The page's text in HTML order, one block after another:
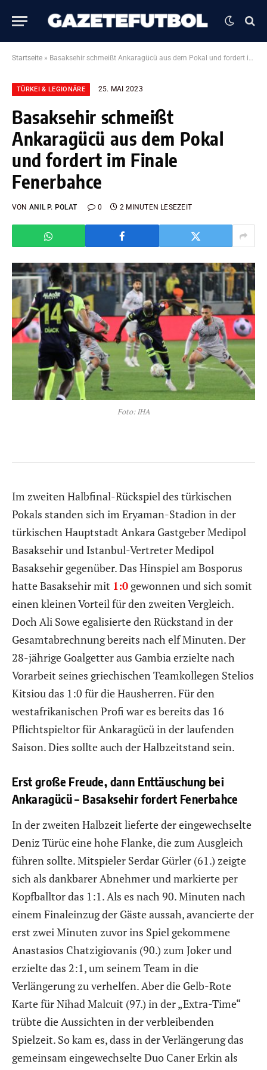
Startseite » Basaksehir schmeißt Ankaragücü aus dem Pokal und fordert im Finale Fenerbahce
TÜRKEI & LEGIONÄRE 25. MAI 2023
Basaksehir schmeißt
Ankaragücü aus dem Pokal
und fordert im Finale
Fenerbahce
VON ANIL P. POLAT 0 2 MINUTEN LESEZEIT
Foto: IHA
Im zweiten Halbfinal-Rückspiel des türkischen
Pokals standen sich im Eryaman-Stadion in der
türkischen Hauptstadt Ankara Gastgeber Medipol
Basaksehir und Istanbul-Vertreter Medipol
Basaksehir gegenüber. Das Hinspiel am Bosporus
hatte Basaksehir mit 1:0 gewonnen und sich somit
einen kleinen Vorteil für den zweiten Vergleich.
Doch Ali Sowe egalisierte den Rückstand in der
Gesamtabrechnung bereits nach elf Minuten. Der
28-jährige Goalgetter aus Gambia erzielte nach
Vorarbeit seines griechischen Teamkollegen Stelios
Kitsiou das 1:0 für die Hausherren. Für den
westafrikanischen Profi war es bereits das 16
Pflichtspieltor für Ankaragücü in der laufenden
Saison. Dies sollte auch der Halbzeitstand sein.
Erst große Freude, dann Enttäuschung bei
Ankaragücü – Basaksehir fordert Fenerbahce
In der zweiten Halbzeit lieferte der eingewechselte
Deniz Türüc eine hohe Flanke, die zum Ausgleich
führen sollte. Mitspieler Serdar Gürler (61.) zeigte
sich als dankbarer Abnehmer und markierte per
Kopfballtor das 1:1. Als es nach 90. Minuten nach
einem Finaleinzug der Gäste aussah, avancierte der
erst zwei Minuten zuvor ins Spiel gekommene
Anastasios Chatzigiovanis (90.) zum Joker und
erzielte das 2:1, um seinem Team in die
Verlängerung zu verhelfen. Aber die Gelb-Rote
Karte für Nihad Malcuit (97.) in der „Extra-Time“
trübte die Aussichten in der verbleibenden
Spielzeit. So kam es, dass in der Verlängerung das
gemeinsam eingewechselte Duo Caner Erkin als